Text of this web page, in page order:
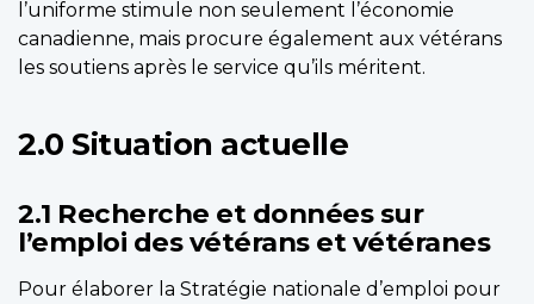
l’uniforme stimule non seulement l’économie
canadienne, mais procure également aux vétérans
les soutiens après le service qu’ils méritent.
2.0 Situation actuelle
2.1 Recherche et données sur
l’emploi des vétérans et vétéranes
Pour élaborer la Stratégie nationale d’emploi pour